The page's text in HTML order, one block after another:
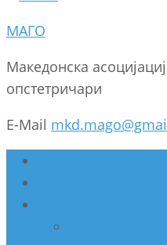
МАГО
Македонска
опстетричари
E-Mail